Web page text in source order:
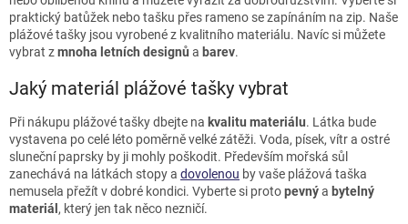
í
p
r
k
v
ý
p
i
s
u
praktický batůžek nebo tašku přes rameno se zapínáním na zip. Naše
plážové tašky jsou vyrobené z kvalitního materiálu. Navíc si můžete
vybrat zmnoha letních designů a barev.
Jaký materiál plážové tašky vybrat
Při nákupu plážové tašky dbejte na kvalitu materiálu. Látka bude
vystavena po celé léto poměrně velké zátěži. Voda, písek, vítr a ostré
sluneční paprsky by ji mohly poškodit. Především mořská sůl
zanechává na látkách stopy a dovolenou by vaše plážová taška
nemusela přežít v dobré kondici. Vyberte si protopevnýa bytelný
materiál , který jen tak něco nezničí.